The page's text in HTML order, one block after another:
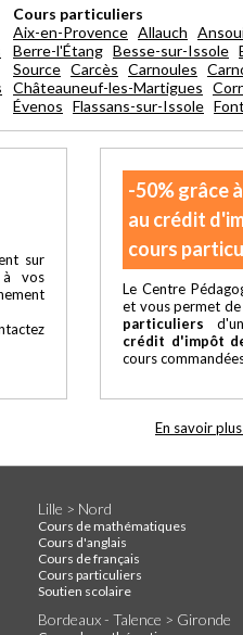
Cours particuliers
Aix-en-Provence Allauch
Berre-l'Étang Besse-sur-Issole
Source Carcès Carnoules
Châteauneuf-les-Martigues
Évenos Flassans-sur-Issole
sur
vos
-50% grâce
au crédit
cours
Le Centre
et vous permet
particuliers
crédit d'impôt
cours
En savoir
Lille > Nord
Cours de mathématiques
Cours d'anglais
Cours de français
Cours particuliers
Soutien scolaire
Bordeaux - Talence > Gironde